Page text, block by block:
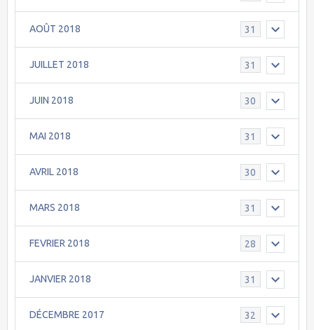
AOÛT 2018 31
JUILLET 2018 31
JUIN 2018 30
MAI 2018 31
AVRIL 2018 30
MARS 2018 31
FEVRIER 2018 28
JANVIER 2018 31
DÉCEMBRE 2017 32